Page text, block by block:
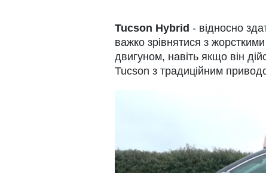
Tucson Hybrid - відносно
важко зрівнятися з
двигуном, навіть якщо він
Tucson з традиційним